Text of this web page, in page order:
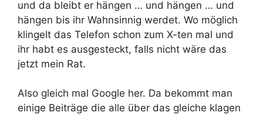
und da bleibt er hängen … und hängen … und
hängen bis ihr Wahnsinnig werdet. Wo möglich
klingelt das Telefon schon zum X-ten mal und
ihr habt es ausgesteckt, falls nicht wäre das
jetzt mein Rat.
Also gleich mal Google her. Da bekommt man
einige Beiträge die alle über das gleiche klagen